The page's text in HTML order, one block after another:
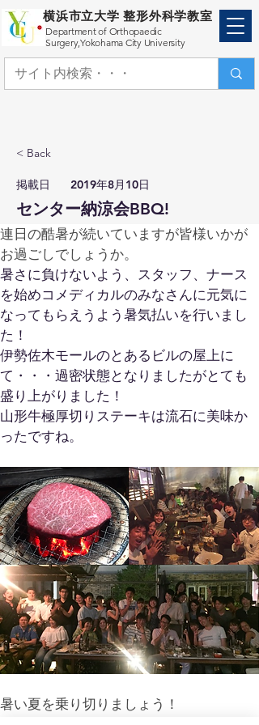
横浜市立大学 整形外科学教室
Department of Orthopaedic
Surgery,Yokohama City University
< Back
​掲載日 2019年8月10日
センター納涼会BBQ!
連日の酷暑が続いていますが皆様いかが
お過ごしでしょうか。
暑さに負けないよう、スタッフ、ナース
を始めコメディカルのみなさんに元気に
なってもらえうよう暑気払いを行いまし
た！
伊勢佐木モールのとあるビルの屋上に
て・・・過密状態となりましたがとても
盛り上がりました！
山形牛極厚切りステーキは流石に美味か
ったですね。
暑い夏を乗り切りましょう！